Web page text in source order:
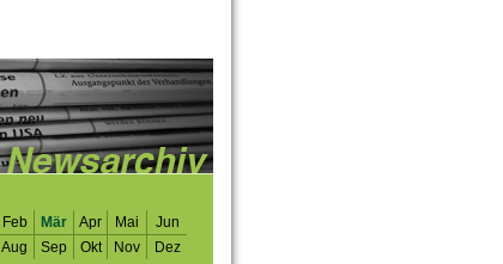
Feb Mär Apr Mai
Jun
Aug Sep Okt Nov Dez